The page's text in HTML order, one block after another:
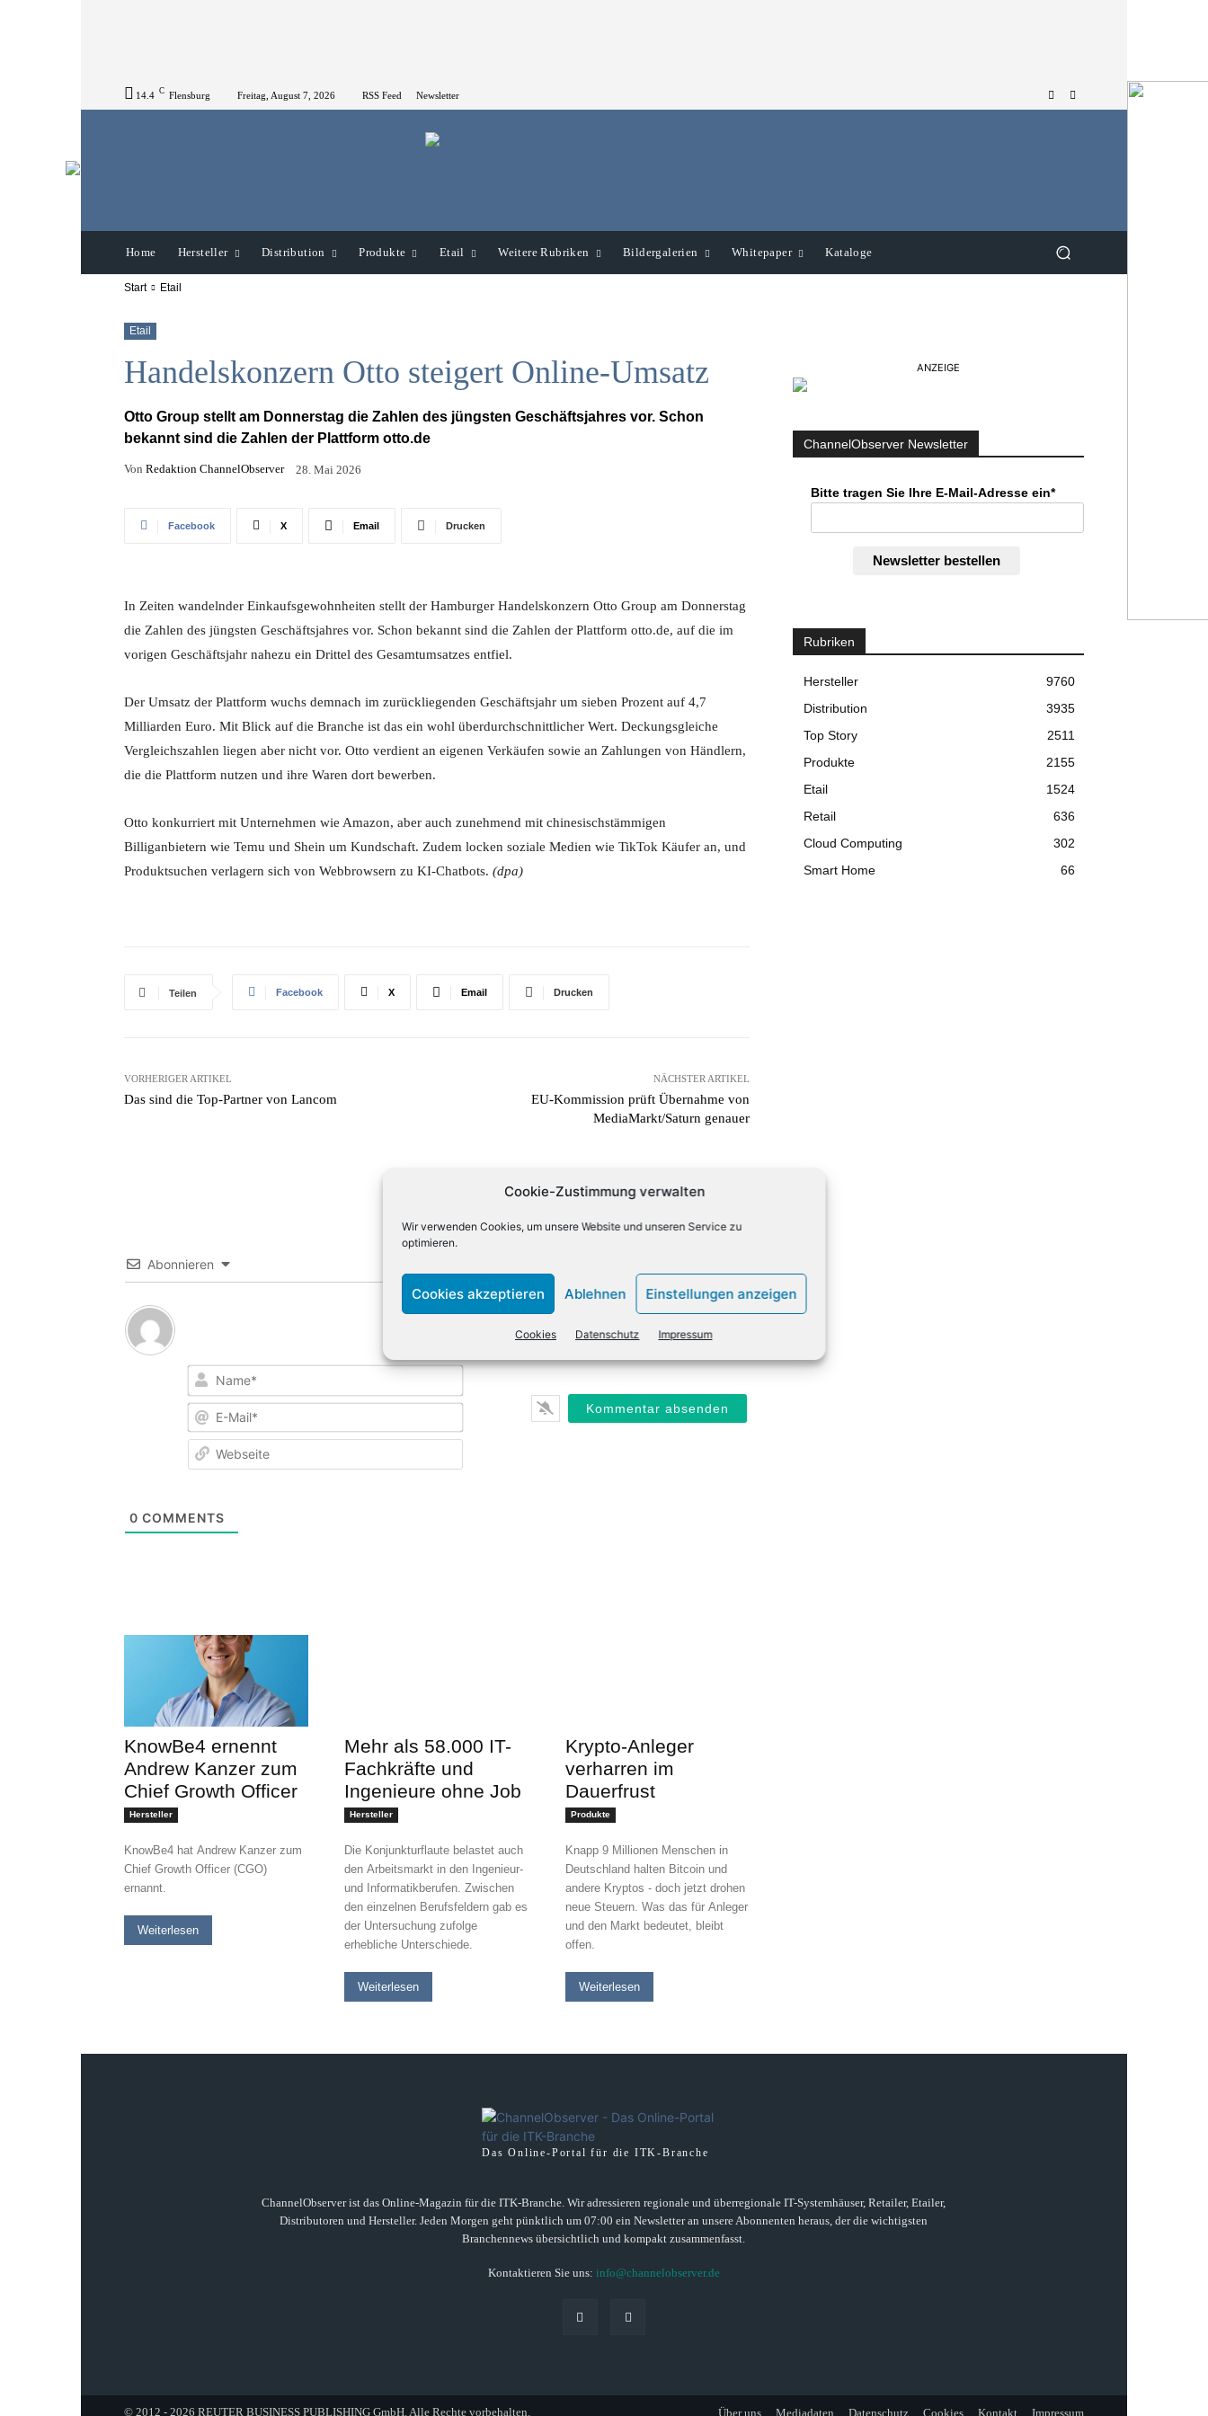
Cookie-Zustimmung verwalten
Wir verwenden Cookies, um unsere Website und unseren Service zu
optimieren.
Cookies akzeptieren Ablehnen Einstellungen anzeigen
Cookies Datenschutz Impressum
14.4 C Flensburg Freitag, August 7, 2026 RSS Feed Newsletter
Home Hersteller Distribution Produkte Etail Weitere Rubriken Bildergalerien Whitepaper Kataloge
Start Etail
Etail
Handelskonzern Otto steigert Online-Umsatz
Otto Group stellt am Donnerstag die Zahlen des jüngsten Geschäftsjahres vor. Schon
bekannt sind die Zahlen der Plattform otto.de
Von Redaktion ChannelObserver 28. Mai 2026
Facebook X Email Drucken
In Zeiten wandelnder Einkaufsgewohnheiten stellt der Hamburger Handelskonzern Otto Group am Donnerstag
die Zahlen des jüngsten Geschäftsjahres vor. Schon bekannt sind die Zahlen der Plattform otto.de, auf die im
vorigen Geschäftsjahr nahezu ein Drittel des Gesamtumsatzes entfiel.
Der Umsatz der Plattform wuchs demnach im zurückliegenden Geschäftsjahr um sieben Prozent auf 4,7
Milliarden Euro. Mit Blick auf die Branche ist das ein wohl überdurchschnittlicher Wert. Deckungsgleiche
Vergleichszahlen liegen aber nicht vor. Otto verdient an eigenen Verkäufen sowie an Zahlungen von Händlern,
die die Plattform nutzen und ihre Waren dort bewerben.
Otto konkurriert mit Unternehmen wie Amazon, aber auch zunehmend mit chinesischstämmigen
Billiganbietern wie Temu und Shein um Kundschaft. Zudem locken soziale Medien wie TikTok Käufer an, und
Produktsuchen verlagern sich von Webbrowsern zu KI-Chatbots. (dpa)
Teilen Facebook X Email Drucken
VORHERIGER ARTIKEL
Das sind die Top-Partner von Lancom
NÄCHSTER ARTIKEL
EU-Kommission prüft Übernahme von
MediaMarkt/Saturn genauer
Abonnieren
Name*
E-
0 COMMENTS
KnowBe4 ernennt
Andrew Kanzer zum
Chief Growth Officer
Hersteller
KnowBe4 hat Andrew Kanzer zum
Chief Growth Officer (CGO)
ernannt.
Weiterlesen
Mehr als 58.000 IT-
Fachkräfte und
Ingenieure ohne Job
Hersteller
Die Konjunkturflaute belastet auch
den Arbeitsmarkt in den Ingenieur-
und Informatikberufen. Zwischen
den einzelnen Berufsfeldern gab es
der Untersuchung zufolge
erhebliche Unterschiede.
Weiterlesen
Krypto-Anleger
verharren im
Dauerfrust
Produkte
Knapp 9 Millionen Menschen in
Deutschland halten Bitcoin und
andere Kryptos - doch jetzt drohen
neue Steuern. Was das für Anleger
und den Markt bedeutet, bleibt
offen.
Weiterlesen
ANZEIGE
ChannelObserver Newsletter
Bitte tragen Sie Ihre E-Mail-Adresse ein*
Newsletter bestellen
Rubriken
Hersteller
9760
Distribution
3935
Top Story
2511
Produkte
2155
Etail
1524
Retail
636
Cloud Computing
302
Smart Home
66
Das Online-Portal für die ITK-Branche
ChannelObserver ist das Online-Magazin für die ITK-Branche. Wir adressieren regionale und überregionale IT-Systemhäuser, Retailer, Etailer,
Distributoren und Hersteller. Jeden Morgen geht pünktlich um 07:00 ein Newsletter an unsere Abonnenten heraus, der die wichtigsten
Branchennews übersichtlich und kompakt zusammenfasst.
Kontaktieren Sie uns: info@channelobserver.de
© 2012 - 2026 REUTER BUSINESS PUBLISHING GmbH. Alle Rechte vorbehalten. Über uns Mediadaten Datenschutz Cookies Kontakt Impressum